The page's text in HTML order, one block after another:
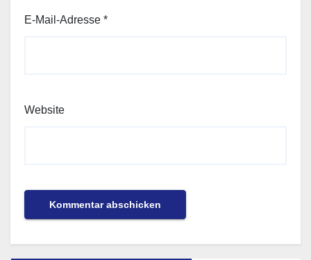
E-Mail-Adresse *
Website